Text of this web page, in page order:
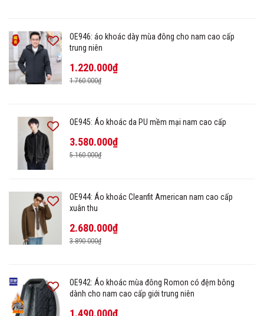
OE946: áo khoác dày mùa đông cho nam cao cấp
trung niên
1.220.000₫
1.760.000₫
OE945: Áo khoác da PU mềm mại nam cao cấp
3.580.000₫
5.160.000₫
OE944: Áo khoác Cleanfit American nam cao cấp
xuân thu
2.680.000₫
3.890.000₫
OE942: Áo khoác mùa đông Romon có đệm bông
dành cho nam cao cấp giới trung niên
1.490.000₫